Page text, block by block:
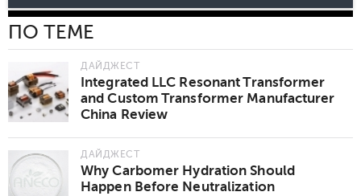
ПО ТЕМЕ
ДАЙДЖЕСТ
Integrated LLC Resonant Transformer
and Custom Transformer Manufacturer
China Review
ДАЙДЖЕСТ
Why Carbomer Hydration Should
Happen Before Neutralization